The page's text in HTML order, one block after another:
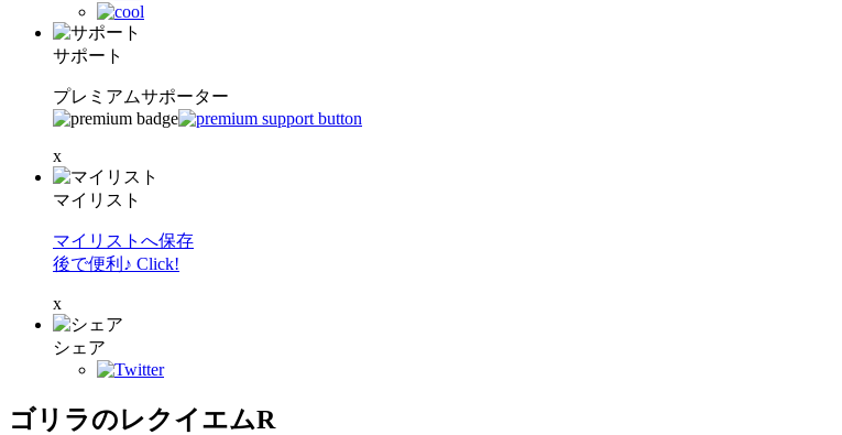
サポート
プレミアムサポーター
x
マイリスト
マイリストへ保存
後で便利♪ Click!
x
シェア
ゴリラのレクイエムR